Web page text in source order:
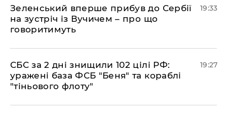
​Зеленський вперше прибув до Сербії
на зустріч із Вучичем – про що
говоритимуть
19:33
​СБС за 2 дні знищили 102 цілі РФ:
уражені база ФСБ "Беня" та кораблі
"тіньового флоту"
19:27